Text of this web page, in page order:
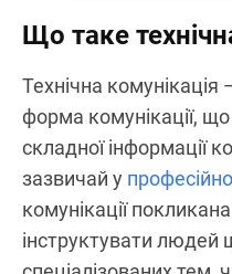
Що таке
Технічна комунікація
форма комунікації,
складної інформації
зазвичай у
комунікації
інструктувати людей